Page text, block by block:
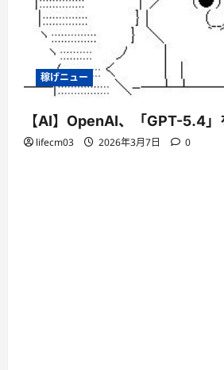
稼げニュー
【AI】OpenAI、「GPT-5.4」
lifecm03 2026年3月7日 0